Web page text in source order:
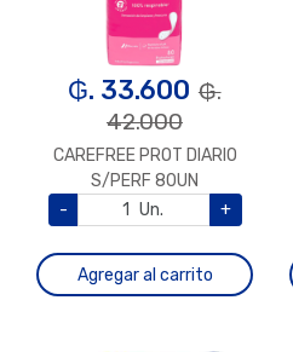
₲. 33.600 ₲.
42.000
CAREFREE PROT DIARIO
S/PERF 80UN
-
Un. +
Agregar al carrito